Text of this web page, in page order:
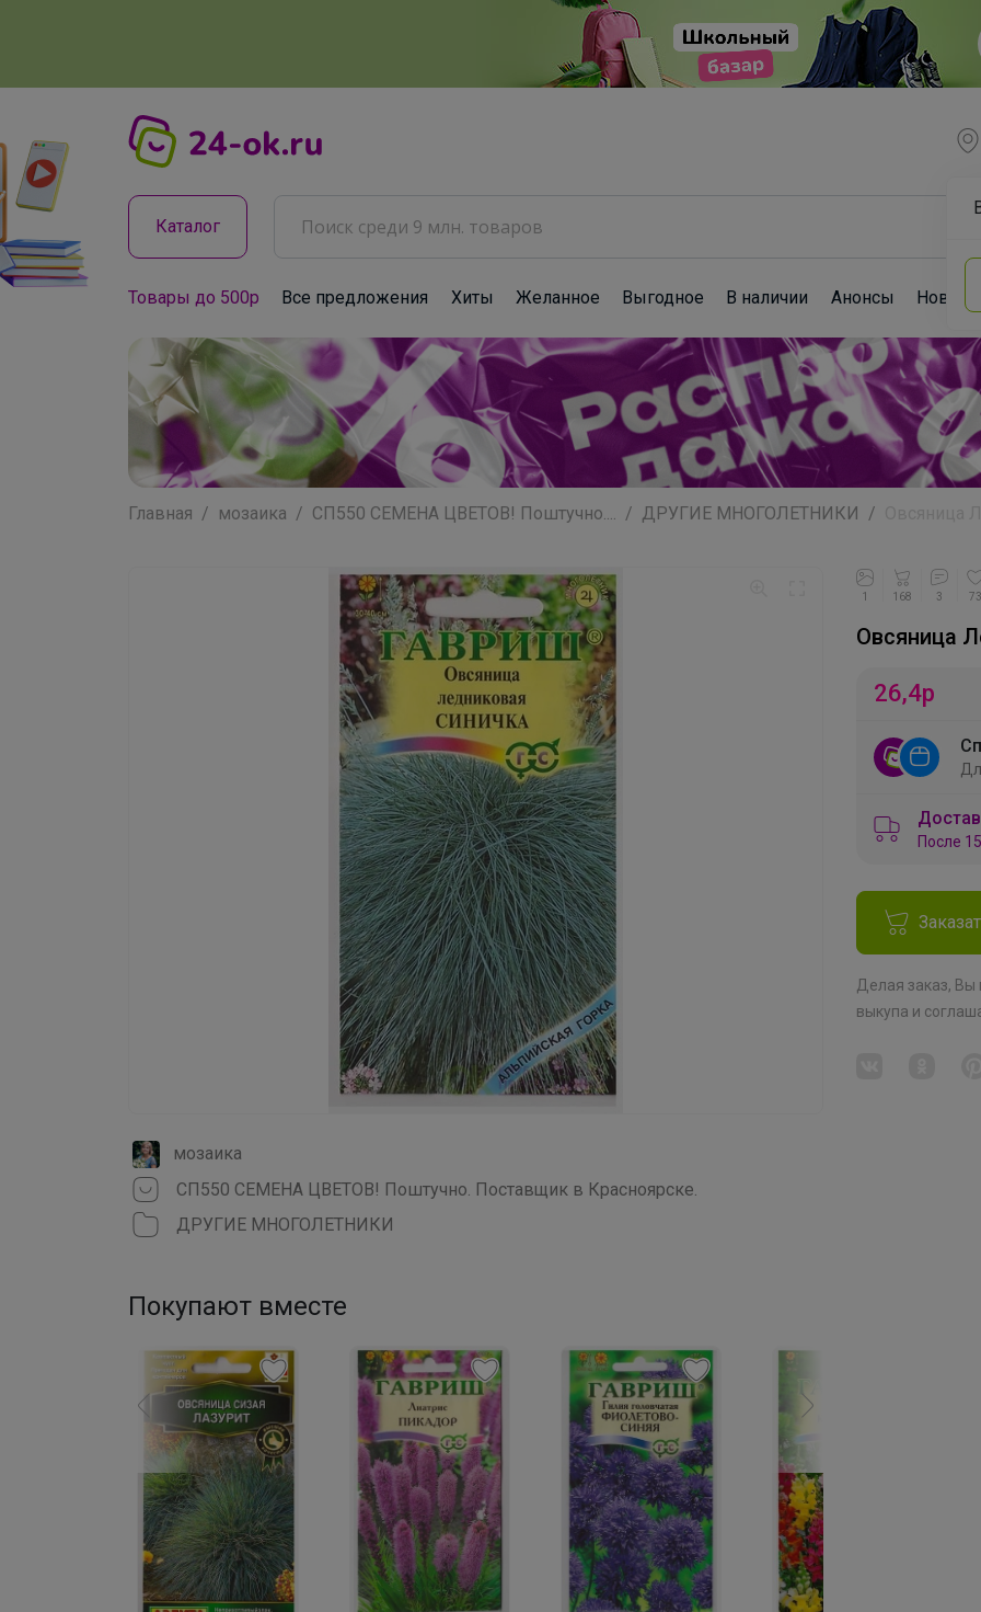
Каталог
Товары до 500р Все предложения Хиты Желанное Выгодное В наличии Анонсы Новости
Главная мозаика СП550 СЕМЕНА ЦВЕТОВ! Поштучно.... ДРУГИЕ МНОГОЛЕТНИКИ
мозаика
СП550 СЕМЕНА ЦВЕТОВ! Поштучно. Поставщик в Красноярске.
ДРУГИЕ МНОГОЛЕТНИКИ
Покупают вместе
1 168 3 73
Овсяница
26,4р
После
Делая заказ, Вы
выкупа и